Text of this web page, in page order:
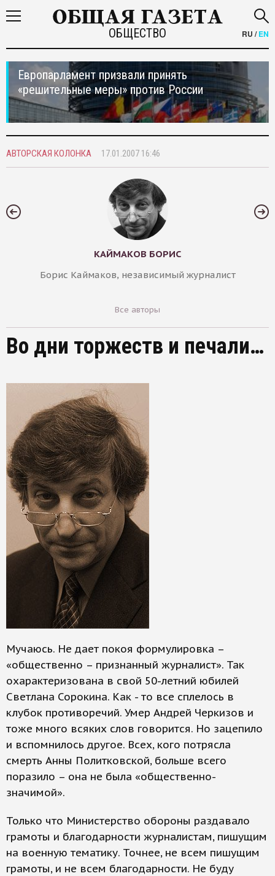
ОБЩЕСТВО RU /EN
Европарламент призвали принять
«решительные меры» против России
АВТОРСКАЯ КОЛОНКА 17.01.2007 16:46
КАЙМАКОВ БОРИС
Борис Каймаков, независимый журналист
Все авторы
Во дни торжеств и печали…
Мучаюсь. Не дает покоя формулировка –
«общественно – признанный журналист». Так
охарактеризована в свой 50-летний юбилей
Светлана Сорокина. Как - то все сплелось в
клубок противоречий. Умер Андрей Черкизов и
тоже много всяких слов говорится. Но зацепило
и вспомнилось другое. Всех, кого потрясла
смерть Анны Политковской, больше всего
поразило – она не была «общественно-
значимой».
Только что Министерство обороны раздавало
грамоты и благодарности журналистам, пишущим
на военную тематику. Точнее, не всем пишущим
грамоты, и не всем благодарности. Не буду